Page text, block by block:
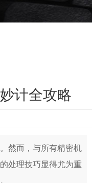
计全攻略
然而，与所有精密机
处理技巧显得尤为重